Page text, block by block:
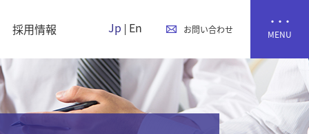
お問い合わせ
Jp En
採用情報